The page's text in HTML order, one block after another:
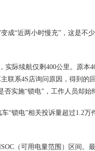
成“近两小时慢充”，这是不
际续航仅剩400公里。原本
联系4S店询问原因，得到的
实施“锁电”，工作人员却始
“锁电”相关投诉量超过1.2万
（可用电量范围）区间。